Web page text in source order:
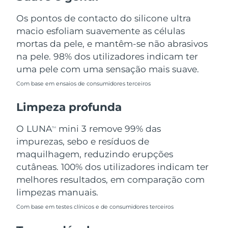
Os pontos de contacto do silicone ultra
macio esfoliam suavemente as células
mortas da pele, e mantêm-se não abrasivos
na pele. 98% dos utilizadores indicam ter
uma pele com uma sensação mais suave.
Com base em ensaios de consumidores terceiros
Limpeza profunda
O LUNATM
mini 3 remove 99% das
impurezas, sebo e resíduos de
maquilhagem, reduzindo erupções
cutâneas. 100% dos utilizadores indicam ter
melhores resultados, em comparação com
limpezas manuais.
Com base em testes clínicos e de consumidores terceiros
Filipinas Entrega prevista
Polônia Entrega prevista8/10/26
Portugal
Porto Rico
Catar Entrega prevista
Reunião Entrega prevista
Romênia Entrega prevista
Rússia
Arábia Saudita